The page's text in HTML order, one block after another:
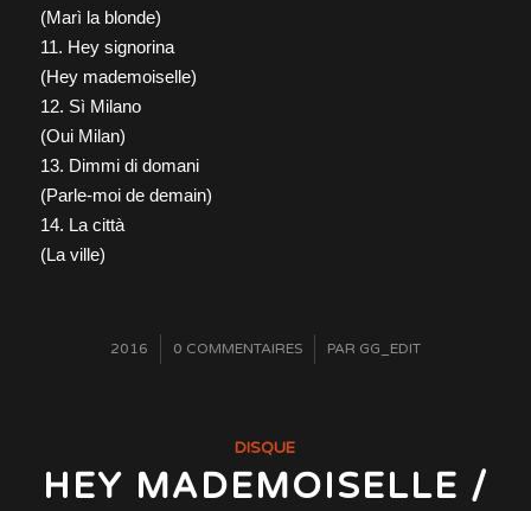
(Marì la blonde)
11. Hey signorina
(Hey mademoiselle)
12. Sì Milano
(Oui Milan)
13. Dimmi di domani
(Parle-moi de demain)
14. La città
(La ville)
2016 0 COMMENTAIRES
/ PAR GG_EDIT
DISQUE
HEY MADEMOISELLE /